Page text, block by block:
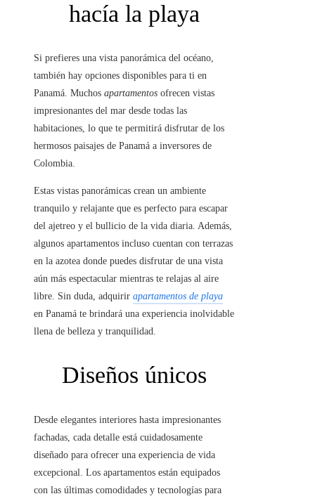
hacía la playa
Si prefieres una vista panorámica del océano,
también hay opciones disponibles para ti en
Panamá. Muchos apartamentos ofrecen vistas
impresionantes del mar desde todas las
habitaciones, lo que te permitirá disfrutar de los
hermosos paisajes de Panamá a inversores de
Colombia.
Estas vistas panorámicas crean un ambiente
tranquilo y relajante que es perfecto para escapar
del ajetreo y el bullicio de la vida diaria. Además,
algunos apartamentos incluso cuentan con terrazas
en la azotea donde puedes disfrutar de una vista
aún más espectacular mientras te relajas al aire
libre. Sin duda, adquirir apartamentos de playa
en Panamá te brindará una experiencia inolvidable
llena de belleza y tranquilidad.
Diseños únicos
Desde elegantes interiores hasta impresionantes
fachadas, cada detalle está cuidadosamente
diseñado para ofrecer una experiencia de vida
excepcional. Los apartamentos están equipados
con las últimas comodidades y tecnologías para